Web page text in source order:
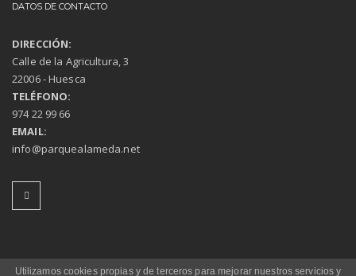
DATOS DE CONTACTO
DIRECCIÓN:
Calle de la Agricultura, 3
22006 - Huesca
TELÉFONO:
974 22 99 66
EMAIL:
info@parquealameda.net
Utilizamos cookies propias y de terceros para mejorar nuestros servicios y